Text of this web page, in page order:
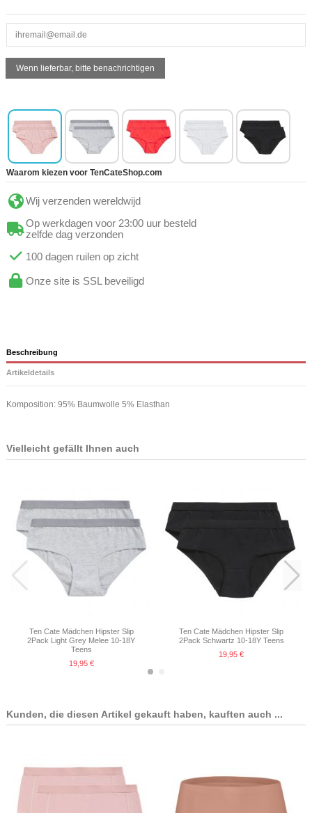
Waarom kiezen voor TenCateShop.com
Wij verzenden wereldwijd
Op werkdagen voor 23:00 uur besteld
zelfde dag verzonden
100 dagen ruilen op zicht
Onze site is SSL beveiligd
Beschreibung
Artikeldetails
Komposition: 95% Baumwolle 5% Elasthan
Vielleicht gefällt Ihnen auch
Ten Cate Mädchen Hipster Slip
2Pack Light Grey Melee 10-18Y
Teens
19,95 €
Ten Cate Mädchen Hipster Slip
2Pack Schwartz 10-18Y Teens
19,95 €
Kunden, die diesen Artikel gekauft haben, kauften auch ...